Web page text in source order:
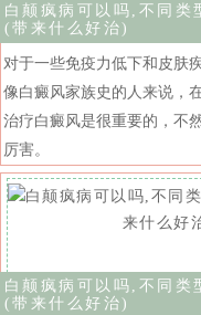
白颠疯病可以吗,不同类
(带来什么好治)
对于一些免疫力低下和皮肤
像白癜风家族史的人来说，
治疗白癜风是很重要的，不
厉害。
白颠疯病可以吗,不同类
(带来什么好治)